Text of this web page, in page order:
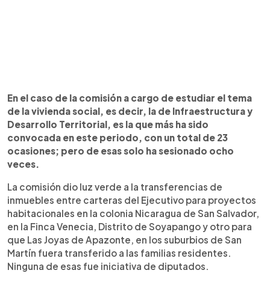
En el caso de la comisión a cargo de estudiar el tema
de la vivienda social, es decir, la de Infraestructura y
Desarrollo Territorial, es la que más ha sido
convocada en este periodo, con un total de 23
ocasiones; pero de esas solo ha sesionado ocho
veces.
La comisión dio luz verde a la transferencias de
inmuebles entre carteras del Ejecutivo para proyectos
habitacionales en la colonia Nicaragua de San Salvador,
en la Finca Venecia, Distrito de Soyapango y otro para
que Las Joyas de Apazonte, en los suburbios de San
Martín fuera transferido a las familias residentes.
Ninguna de esas fue iniciativa de diputados.